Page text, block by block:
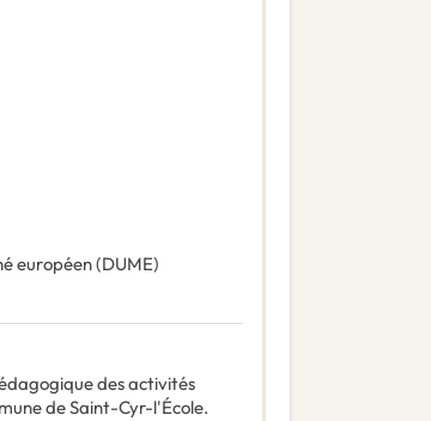
européen (DUME)
des activités
de Saint-Cyr-l'École.